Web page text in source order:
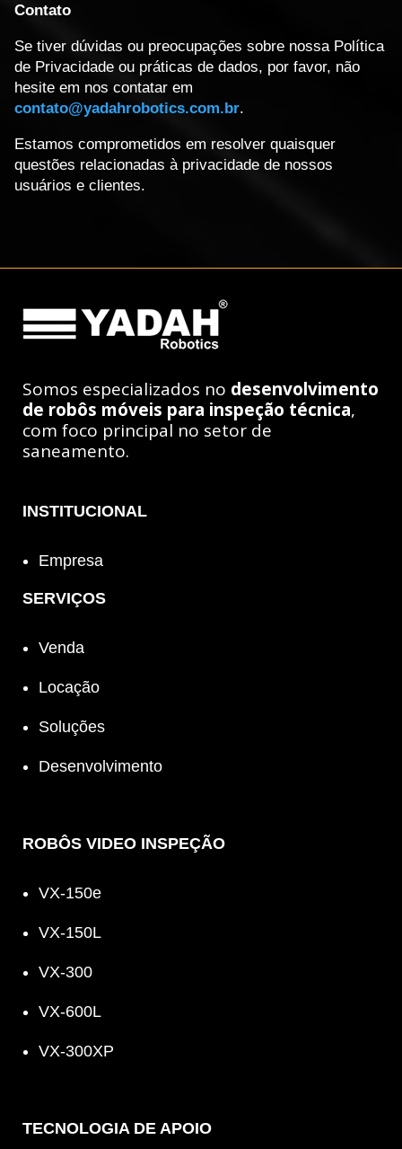
Contato
Se tiver dúvidas ou preocupações sobre nossa Política
de Privacidade ou práticas de dados, por favor, não
hesite em nos contatar em
contato@yadahrobotics.com.br.
Estamos comprometidos em resolver quaisquer
questões relacionadas à privacidade de nossos
usuários e clientes.
Somos especializados no desenvolvimento
de robôs móveis para inspeção técnica,
com foco principal no setor de
saneamento.
INSTITUCIONAL
Empresa
SERVIÇOS
Venda
Locação
Soluções
Desenvolvimento
ROBÔS VIDEO INSPEÇÃO
VX-150e
VX-150L
VX-300
VX-600L
VX-300XP
TECNOLOGIA DE APOIO